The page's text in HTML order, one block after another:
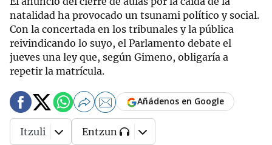
natalidad ha provocado un tsunami político y social.
Con la concertada en los tribunales y la pública
reivindicando lo suyo, el Parlamento debate el
jueves una ley que, según Gimeno, obligaría a
repetir la matrícula.
Añádenos en Google
Itzuli Entzun